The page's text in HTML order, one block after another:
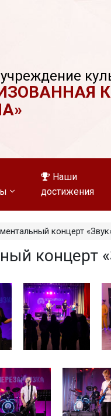
Наши
достижения
концерт
концерт